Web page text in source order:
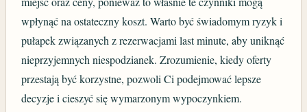
wpłynąć na ostateczny koszt. Warto być świadomym ryzyk i
pułapek związanych z rezerwacjami last minute, aby uniknąć
nieprzyjemnych niespodzianek. Zrozumienie, kiedy oferty
przestają być korzystne, pozwoli Ci podejmować lepsze
decyzje i cieszyć się wymarzonym wypoczynkiem.